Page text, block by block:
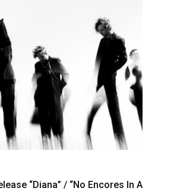
“Diana” / “No Encores In A